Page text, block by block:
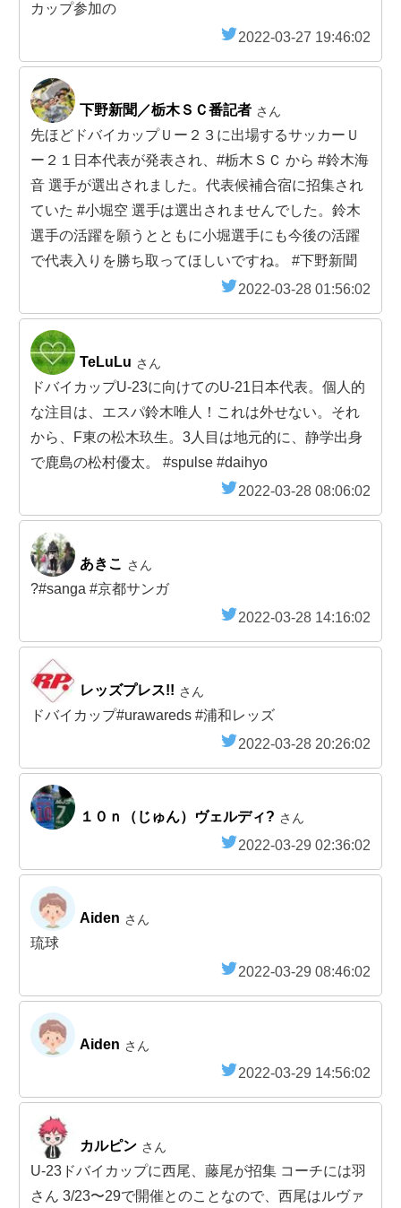
カップ参加の
2022-03-27 19:46:02
下野新聞／栃木ＳＣ番記者 さん
先ほどドバイカップＵー２３に出場するサッカーＵ
ー２１日本代表が発表され、#栃木ＳＣ から #鈴木海
音 選手が選出されました。代表候補合宿に招集され
ていた #小堀空 選手は選出されませんでした。鈴木
選手の活躍を願うとともに小堀選手にも今後の活躍
で代表入りを勝ち取ってほしいですね。 #下野新聞
2022-03-28 01:56:02
TeLuLu さん
ドバイカップU-23に向けてのU-21日本代表。個人的
な注目は、エスパ鈴木唯人！これは外せない。それ
から、F東の松木玖生。3人目は地元的に、静学出身
で鹿島の松村優太。 #spulse #daihyo
2022-03-28 08:06:02
あきこ さん
?#sanga #京都サンガ
2022-03-28 14:16:02
レッズプレス!! さん
ドバイカップ#urawareds #浦和レッズ
2022-03-28 20:26:02
１０ｎ（じゅん）ヴェルディ? さん
2022-03-29 02:36:02
Aiden さん
琉球
2022-03-29 08:46:02
Aiden さん
2022-03-29 14:56:02
カルピン さん
U-23ドバイカップに西尾、藤尾が招集 コーチには羽
さん 3/23〜29で開催とのことなので、西尾はルヴァ